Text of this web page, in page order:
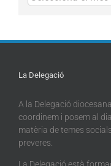
La Delegació
A la Delegació
coordinem i posem al
matèria de temes
preveres.